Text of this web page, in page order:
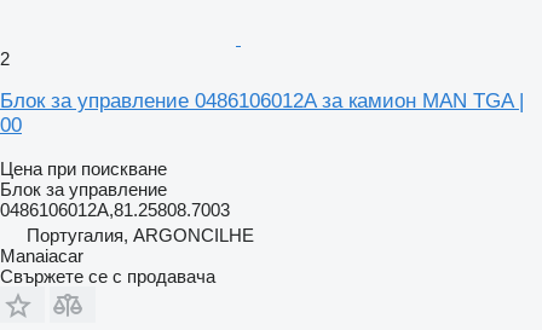
2
Блок за управление 0486106012A за камион MAN TGA |
00
Цена при поискване
Блок за управление
0486106012A,81.25808.7003
Португалия, ARGONCILHE
Manaiacar
Свържете се с продавача